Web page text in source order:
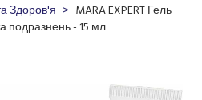
Здоров'я
MARA EXPERT Гель
подразнень - 15 мл